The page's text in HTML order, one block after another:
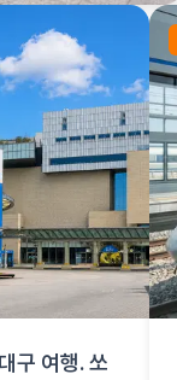
구 여행. 쏘